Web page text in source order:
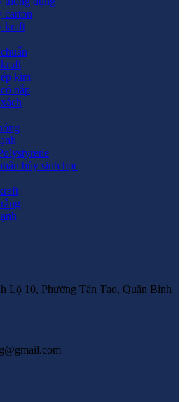
carton
kraft
kim
nắp
hủy sinh học
Lộ 10, Phường Tân Tạo, Quận Bình